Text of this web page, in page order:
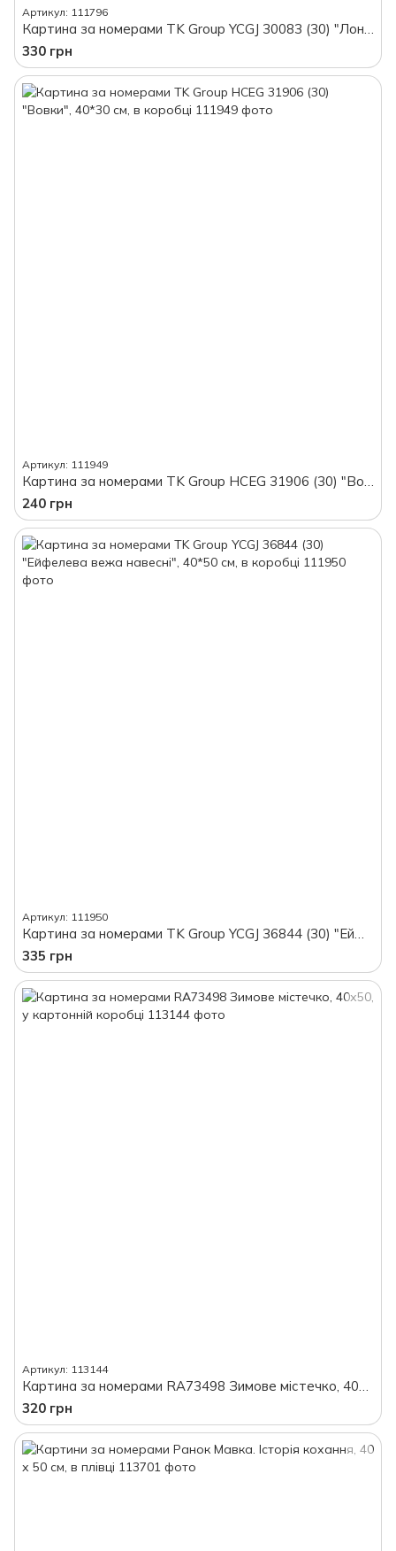
Артикул: 111796
Картина за номерами TK Group YCGJ 30083 (30) "Лондон під дощем", 40*50 см, в коробці
330 грн
Артикул: 111949
Картина за номерами TK Group HCEG 31906 (30) "Вовки", 40*30 см, в коробці
240 грн
Артикул: 111950
Картина за номерами TK Group YCGJ 36844 (30) "Ейфелева вежа навесні", 40*50 см, в коробці
335 грн
Артикул: 113144
Картина за номерами RA73498 Зимове містечко, 40х50, у картонній коробці
320 грн